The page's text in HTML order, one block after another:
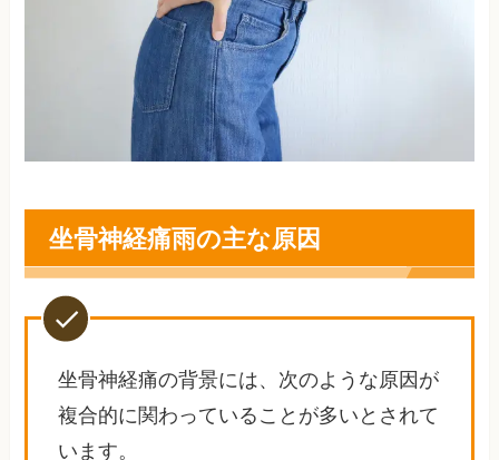
坐骨神経痛雨の主な原因
坐骨神経痛の背景には、次のような原因が
複合的に関わっていることが多いとされて
います。